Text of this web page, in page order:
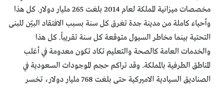
مخصصات ميزانية المملكة لعام 2014 بلغت 265 مليار دولار. كل هذا
وأحياء كاملة من مدينة جدة تغرق كل سنة بسبب الافتقاد البيّن للبنى
التحتية بينما مخاطر السيول متوقعة كل سنة تقريباً. كل هذا
والخدمات العامة كالصحة والتعليم تكاد تكون معدومة في أغلب
المناطق الطرفية بالمملكة. وقد تراكم حجم الموجودات السعودية في
الصناديق السيادية الاميركية حتى بلغت 768 مليار دولار، تخسر